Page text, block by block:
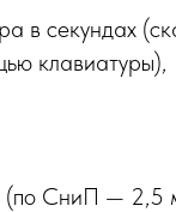
в секундах
клавиатуры),
(по СниП — 2,5